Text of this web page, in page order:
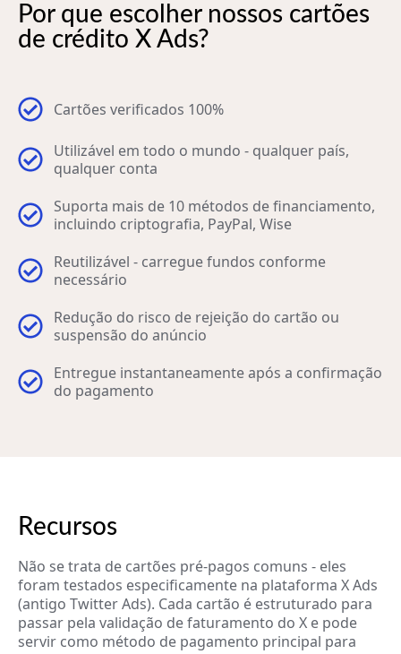
Por que escolher nossos cartões
de crédito X Ads?
Cartões verificados 100%
Utilizável em todo o mundo - qualquer país,
qualquer conta
Suporta mais de 10 métodos de financiamento,
incluindo criptografia, PayPal, Wise
Reutilizável - carregue fundos conforme
necessário
Redução do risco de rejeição do cartão ou
suspensão do anúncio
Entregue instantaneamente após a confirmação
do pagamento
Recursos
Não se trata de cartões pré-pagos comuns - eles
foram testados especificamente na plataforma X Ads
(antigo Twitter Ads). Cada cartão é estruturado para
passar pela validação de faturamento do X e pode
servir como método de pagamento principal para